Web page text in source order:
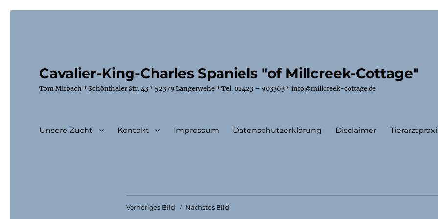
Cavalier-King-Charles Spaniels "of Millcreek-Cottage"
Tom Mirbach * Schönthaler Str. 43 * 52379 Langerwehe * Tel. 02423 – 903363 * info@millcreek-cottage.de
Unsere Zucht Kontakt Impressum Datenschutzerklärung Disclaimer
Vorheriges Bild Nächstes Bild